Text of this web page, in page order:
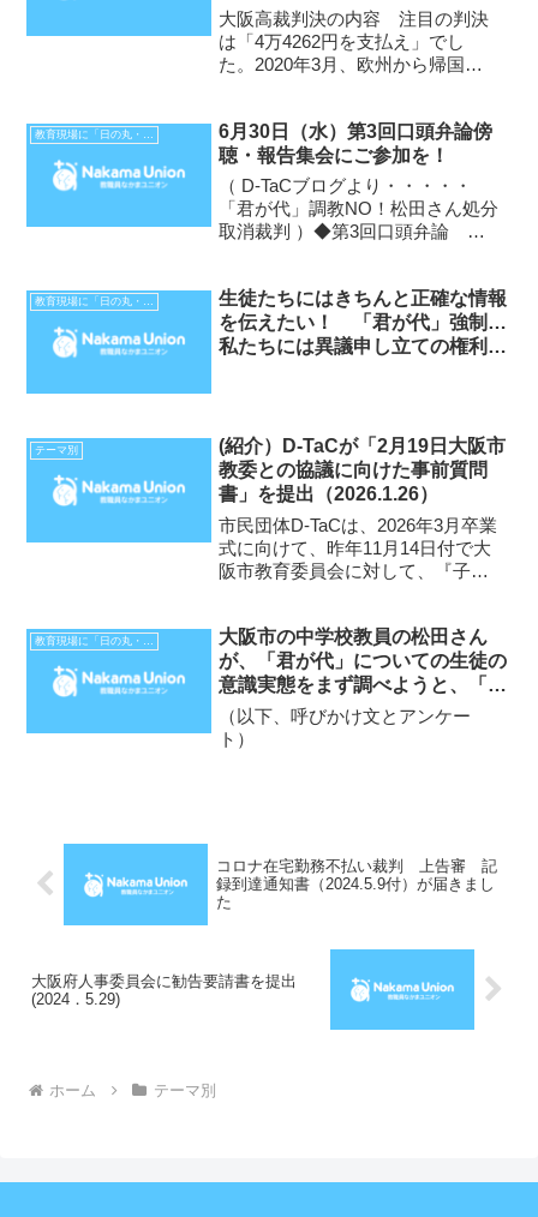
る不当判決
大阪高裁判決の内容 注目の判決
は「4万4262円を支払え」でし
た。2020年3月、欧州から帰国し
政府方針となっていた時期（政府
方針決定は3月18日 適用は3月21
日以降に帰国した...
教育現場に「日の丸・君が代」はいらない
6月30日（水）第3回口頭弁論傍
聴・報告集会にご参加を！
（ D-TaCブログより・・・・・
「君が代」調教NO！松田さん処分
取消裁判 ）◆第3回口頭弁論
護士会館 1110号室※案内チラシ
はこちら 6月30日の3回口頭弁論
に向け...
教育現場に「日の丸・君が代」はいらない
生徒たちにはきちんと正確な情報
を伝えたい！ 「君が代」強制…
私たちには異議申し立ての権利が
テーマ別
(紹介）D-TaCが「2月19日大阪市
教委との協議に向けた事前質問
書」を提出（2026.1.26）
市民団体D-TaCは、2026年3月卒業
式に向けて、昨年11月14日付で大
阪市教育委員会に対して、『子ど
書』を提出し、12月8日付で『回
答』を受け、2月19日に、その回
答にかかわる...
教育現場に「日の丸・君が代」はいらない
大阪市の中学校教員の松田さん
が、「君が代」についての生徒の
意識実態をまず調べようと、「聞
き取りアンケート」への取り組み
を同僚職員に呼びかけました。
（以下、呼びかけ文とアンケー
ト）
コロナ在宅勤務不払い裁判 上告審 記
録到達通知書（2024.5.9付）が届きまし
た
大阪府人事委員会に勧告要請書を提出
(2024．5.29)
ホーム テーマ別